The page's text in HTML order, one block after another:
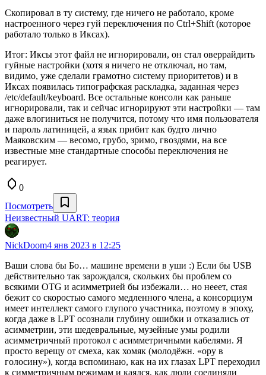
Скопировал в ту систему, где ничего не работало, кроме
настроенного через гуй переключения по Ctrl+Shift (которое
работало только в Иксах).
Итог: Иксы этот файл не игнорировали, он стал оверрайдить
гуйные настройки (хотя я ничего не отключал, но там,
видимо, уже сделали грамотно систему приоритетов) и в
Иксах появилась типографская раскладка, заданная через
/etc/default/keyboard. Все остальные консоли как раньше
игнорировали, так и сейчас игнорируют эти настройки — там
даже влогиниться не получится, потому что имя пользователя
и пароль латиницей, а язык прибит как будто лично
Маяковским — весомо, грубо, зримо, гвоздями, на все
известные мне стандартные способы переключения не
реагирует.
0
Посмотреть
Неизвестный UART: теория
NickDoom4 янв 2023 в 12:25
Ваши слова бы Бо… машине времени в уши :) Если бы USB
действительно так зарождался, скольких бы проблем со
всякими OTG и асимметрией бы избежали… но нееет, стая
бежит со скоростью самого медленного члена, а консорциум
имеет интеллект самого глупого участника, поэтому в эпоху,
когда даже в LPT осознали глубину ошибки и отказались от
асимметрии, эти шедевральные, музейные умы родили
асимметричный протокол с асимметричными кабелями. Я
просто верещу от смеха, как хомяк (молодёжн. «ору в
голосину»), когда вспоминаю, как на их глазах LPT переходил
к симметричным режимам и каялся, как люди соединяли